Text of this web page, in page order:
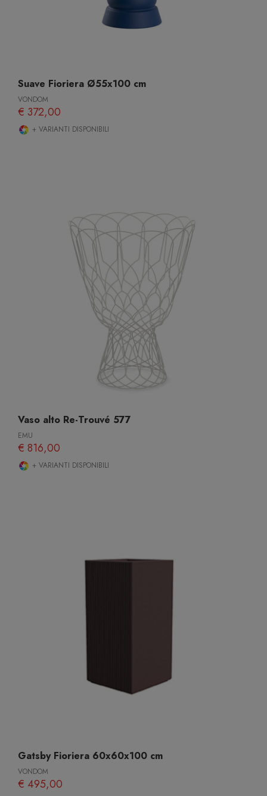
Suave Fioriera Ø55x100 cm
VONDOM
€ 372,00
+ VARIANTI DISPONIBILI
Vaso alto Re-Trouvé 577
EMU
€ 816,00
+ VARIANTI DISPONIBILI
Gatsby Fioriera 60x60x100 cm
VONDOM
€ 495,00